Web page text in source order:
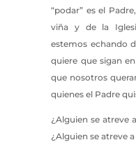
“podar” es el
viña y de la
estemos echando
quiere que sigan
que nosotros
quienes el Padre
¿Alguien se atreve
¿Alguien se atreve